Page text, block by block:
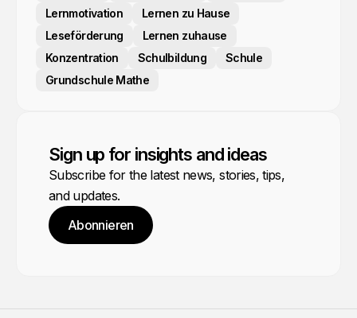
Lernmotivation
Lernen zu Hause
Leseförderung
Lernen zuhause
Konzentration
Schulbildung
Schule
Grundschule Mathe
Sign up for insights and ideas
Subscribe for the latest news, stories, tips,
and updates.
Abonnieren